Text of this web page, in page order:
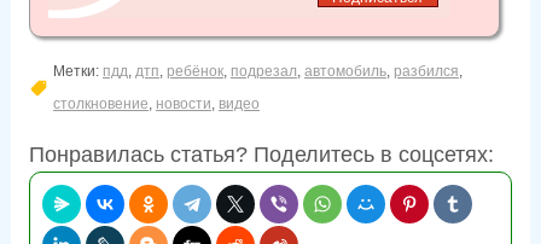
Метки: пдд, дтп, ребёнок, подрезал, автомобиль, разбился,
столкновение, новости, видео
Понравилась статья? Поделитесь в соцсетях: